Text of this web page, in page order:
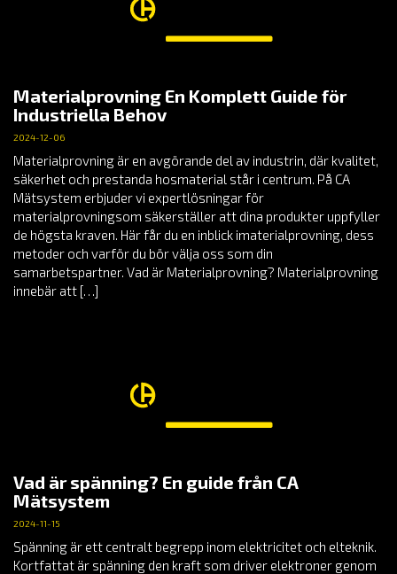
Materialprovning En Komplett Guide för
Industriella Behov
2024-12-06
Materialprovning är en avgörande del av industrin, där kvalitet,
säkerhet och prestanda hosmaterial står i centrum. På CA
Mätsystem erbjuder vi expertlösningar för
materialprovningsom säkerställer att dina produkter uppfyller
de högsta kraven. Här får du en inblick imaterialprovning, dess
metoder och varför du bör välja oss som din
samarbetspartner. Vad är Materialprovning? Materialprovning
innebär att […]
Vad är spänning? En guide från CA
Mätsystem
2024-11-15
Spänning är ett centralt begrepp inom elektricitet och elteknik.
Kortfattat är spänning den kraft som driver elektroner genom